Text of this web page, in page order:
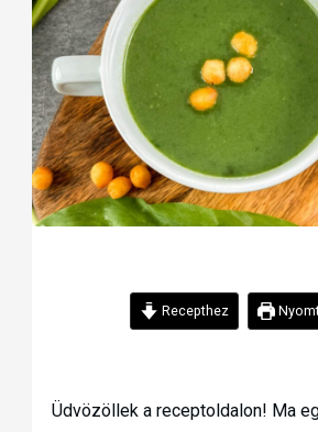
Recepthez
Üdvözöllek a receptoldalon! Ma